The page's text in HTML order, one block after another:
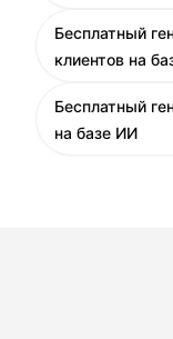
Бесплатный
клиентов на
Бесплатный
на базе ИИ